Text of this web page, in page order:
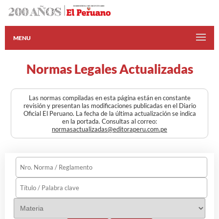
MENU
Normas Legales Actualizadas
Las normas compiladas en esta página están en constante
revisión y presentan las modificaciones publicadas en el Diario
Oficial El Peruano. La fecha de la última actualización se indica
en la portada. Consultas al correo:
normasactualizadas@editoraperu.com.pe